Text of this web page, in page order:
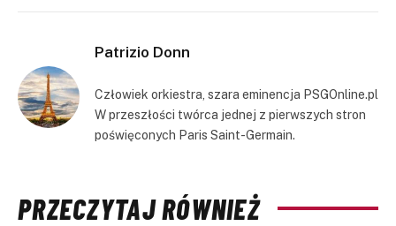
Patrizio Donn
Człowiek orkiestra, szara eminencja PSGOnline.pl
W przeszłości twórca jednej z pierwszych stron
poświęconych Paris Saint-Germain.
PRZECZYTAJ RÓWNIEŻ